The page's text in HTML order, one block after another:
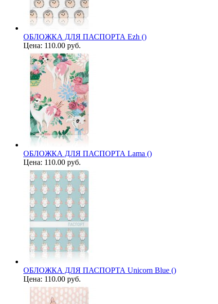
ОБЛОЖКА ДЛЯ ПАСПОРТА Ezh ()
Цена: 110.00 руб.
ОБЛОЖКА ДЛЯ ПАСПОРТА Lama ()
Цена: 110.00 руб.
ОБЛОЖКА ДЛЯ ПАСПОРТА Unicorn Blue ()
Цена: 110.00 руб.